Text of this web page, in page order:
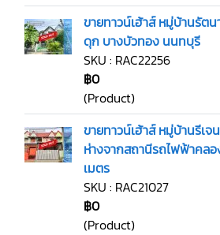
ขายทาวน์เฮ้าส์ หมู่บ้านรัต
ดุก บางบัวทอง นนทบุรี
SKU : RAC22256
฿0
(Product)
ขายทาวน์เฮ้าส์ หมู่บ้านรีเ
ห่างจากสถานีรถไฟฟ้าคล
เมตร
SKU : RAC21027
฿0
(Product)